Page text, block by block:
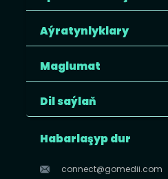
Aýratynlyklary
Maglumat
Dil saýlaň
Habarlaşyp dur
connect@gomedii.com